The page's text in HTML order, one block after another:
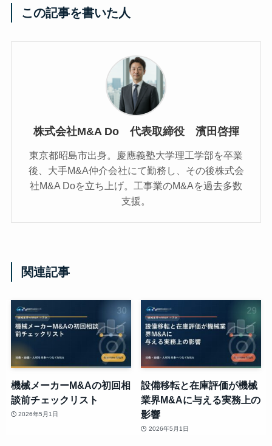
この記事を書いた人
株式会社M&A Do 代表取締役 濱田啓揮
東京都昭島市出身。慶應義塾大学理工学部を卒業
後、大手M&A仲介会社にて勤務し、その後株式会
社M&A Doを立ち上げ。工事業のM&Aを過去多数
支援。
関連記事
機械メーカーM&Aの初回相
談前チェックリスト
2026年5月1日
設備移転と在庫評価が機械
業界M&Aに与える実務上の
影響
2026年5月1日